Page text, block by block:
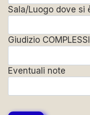
Sala/Luogo dove si
Giudizio
Eventuali note